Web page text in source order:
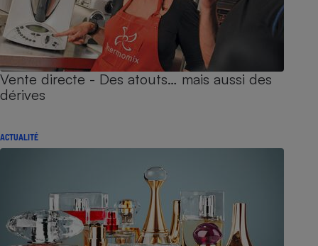
Vente directe - Des atouts… mais aussi des
dérives
ACTUALITÉ